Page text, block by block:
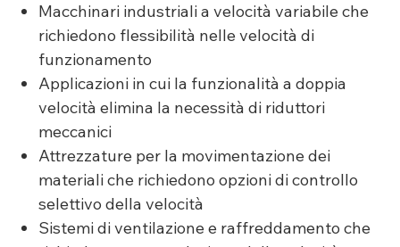
Macchinari industriali a velocità variabile che
richiedono flessibilità nelle velocità di
funzionamento
Applicazioni in cui la funzionalità a doppia
velocità elimina la necessità di riduttori
meccanici
Attrezzature per la movimentazione dei
materiali che richiedono opzioni di controllo
selettivo della velocità
Sistemi di ventilazione e raffreddamento che